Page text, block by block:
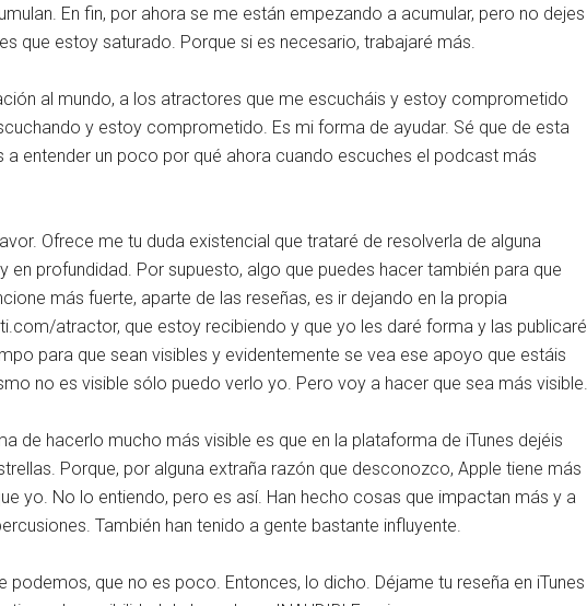
En fin, por ahora se me están empezando a acumular, pero no dejes
que estoy saturado. Porque si es necesario, trabajaré más.
al mundo, a los atractores que me escucháis y estoy comprometido
y estoy comprometido. Es mi forma de ayudar. Sé que de esta
a entender un poco por qué ahora cuando escuches el podcast más
Ofrece me tu duda existencial que trataré de resolverla de alguna
en profundidad. Por supuesto, algo que puedes hacer también para que
más fuerte, aparte de las reseñas, es ir dejando en la propia
atractor, que estoy recibiendo y que yo les daré forma y las publicaré
para que sean visibles y evidentemente se vea ese apoyo que estáis
no es visible sólo puedo verlo yo. Pero voy a hacer que sea más visible.
de hacerlo mucho más visible es que en la plataforma de iTunes dejéis
Porque, por alguna extraña razón que desconozco, Apple tiene más
yo. No lo entiendo, pero es así. Han hecho cosas que impactan más y a
También han tenido a gente bastante influyente.
podemos, que no es poco. Entonces, lo dicho. Déjame tu reseña en iTunes